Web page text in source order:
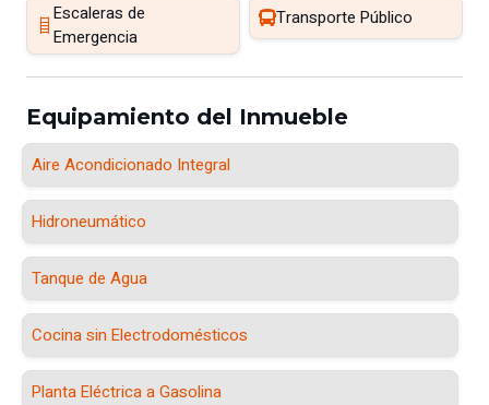
Escaleras de
Emergencia
Transporte Público
Equipamiento del Inmueble
Aire Acondicionado Integral
Hidroneumático
Tanque de Agua
Cocina sin Electrodomésticos
Planta Eléctrica a Gasolina